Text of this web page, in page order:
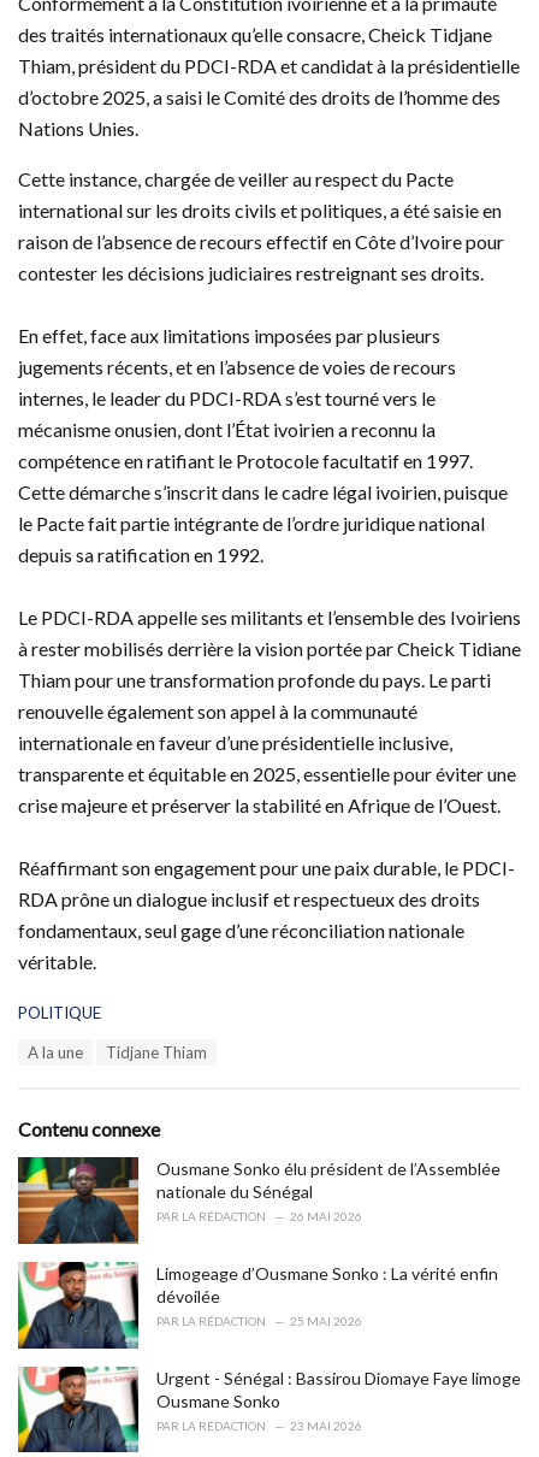
des traités internationaux qu’elle consacre, Cheick Tidjane
Thiam, président du PDCI-RDA et candidat à la présidentielle
d’octobre 2025, a saisi le Comité des droits de l’homme des
Nations Unies.
Cette instance, chargée de veiller au respect du Pacte
international sur les droits civils et politiques, a été saisie en
raison de l’absence de recours effectif en Côte d’Ivoire pour
contester les décisions judiciaires restreignant ses droits.
En effet, face aux limitations imposées par plusieurs
jugements récents, et en l’absence de voies de recours
internes, le leader du PDCI-RDA s’est tourné vers le
mécanisme onusien, dont l’État ivoirien a reconnu la
compétence en ratifiant le Protocole facultatif en 1997.
Cette démarche s’inscrit dans le cadre légal ivoirien, puisque
le Pacte fait partie intégrante de l’ordre juridique national
depuis sa ratification en 1992.
Le PDCI-RDA appelle ses militants et l’ensemble des Ivoiriens
à rester mobilisés derrière la vision portée par Cheick Tidiane
Thiam pour une transformation profonde du pays. Le parti
renouvelle également son appel à la communauté
internationale en faveur d’une présidentielle inclusive,
transparente et équitable en 2025, essentielle pour éviter une
crise majeure et préserver la stabilité en Afrique de l’Ouest.
Réaffirmant son engagement pour une paix durable, le PDCI-
RDA prône un dialogue inclusif et respectueux des droits
fondamentaux, seul gage d’une réconciliation nationale
véritable.
C
o
r
i
e
s
POLITIQUE
:
A la une Tidjane Thiam
Contenu connexe
Ousmane Sonko élu président de l’Assemblée
nationale du Sénégal
PAR LA RÉDACTION 26 MAI 2026
Limogeage d’Ousmane Sonko : La vérité enfin
dévoilée
PAR LA RÉDACTION 25 MAI 2026
Urgent - Sénégal : Bassirou Diomaye Faye limoge
Ousmane Sonko
PAR LA RÉDACTION 23 MAI 2026